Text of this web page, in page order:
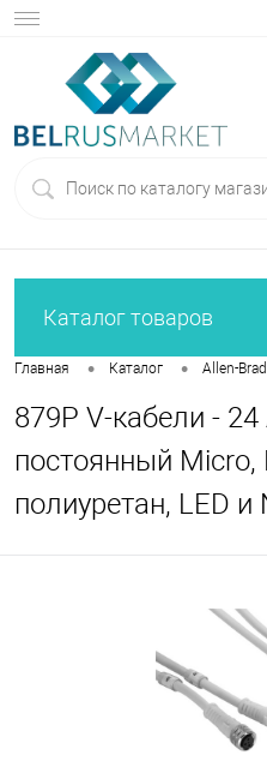
Каталог товаров
Главная • Каталог • Allen-
879Р V-кабели - 24
постоянный
полиуретан, LED и